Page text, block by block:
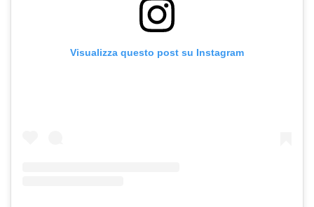
Visualizza questo post su Instagram